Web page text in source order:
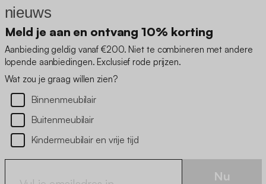
nieuws
Meld je aan en ontvang 10% korting
Aanbieding geldig vanaf €200. Niet te combineren met andere
lopende aanbiedingen. Exclusief rode prijzen.
Wat zou je graag willen zien?
Binnenmeubilair
Buitenmeubilair
Kindermeubilair en vrije tijd
Nu